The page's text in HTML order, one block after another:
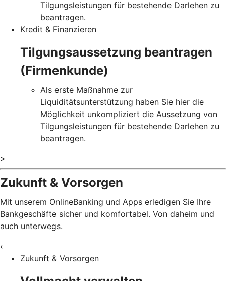
Tilgungsleistungen für bestehende Darlehen zu
beantragen.
Kredit & Finanzieren
Tilgungsaussetzung beantragen
(Firmenkunde)
Als erste Maßnahme zur
Liquiditätsunterstützung haben Sie hier die
Möglichkeit unkompliziert die Aussetzung von
Tilgungsleistungen für bestehende Darlehen zu
beantragen.
>
Zukunft & Vorsorgen
Mit unserem OnlineBanking und Apps erledigen Sie Ihre
Bankgeschäfte sicher und komfortabel. Von daheim und
auch unterwegs.
‹
Zukunft & Vorsorgen